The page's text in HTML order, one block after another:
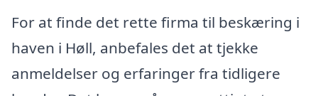
For at finde det rette firma til beskæring i
haven i Høll, anbefales det at tjekke
anmeldelser og erfaringer fra tidligere